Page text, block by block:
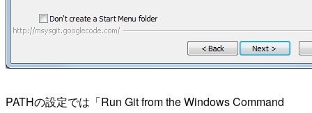
PATHの設定では「Run Git from the Windows Command